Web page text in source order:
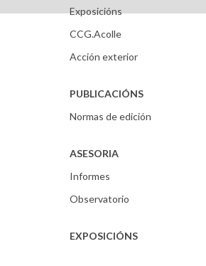
Exposicións
CCG.Acolle
Acción exterior
PUBLICACIÓNS
Normas de edición
ASESORIA
Informes
Observatorio
EXPOSICIÓNS